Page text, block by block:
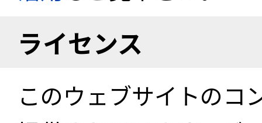
ライセンス
このウェブサイトのコ